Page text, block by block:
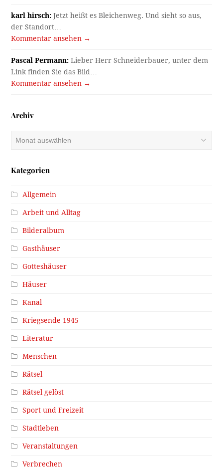
karl hirsch: Jetzt heißt es Bleichenweg. Und sieht so aus,
der Standort…
Kommentar ansehen →
Pascal Permann: Lieber Herr Schneiderbauer, unter dem
Link finden Sie das Bild…
Kommentar ansehen →
Archiv
Kategorien
Allgemein
Arbeit und Alltag
Bilderalbum
Gasthäuser
Gotteshäuser
Häuser
Kanal
Kriegsende 1945
Literatur
Menschen
Rätsel
Rätsel gelöst
Sport und Freizeit
Stadtleben
Veranstaltungen
Verbrechen